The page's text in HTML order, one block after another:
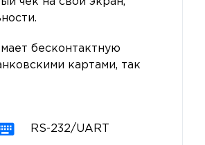
бесконтактную
картами, так
RS-232/UART